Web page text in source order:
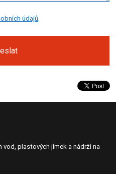
údajů.
plastových jímek a nádrží na